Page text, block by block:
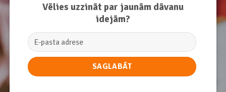
Vēlies uzzināt par jaunām dāvanu
idejām?